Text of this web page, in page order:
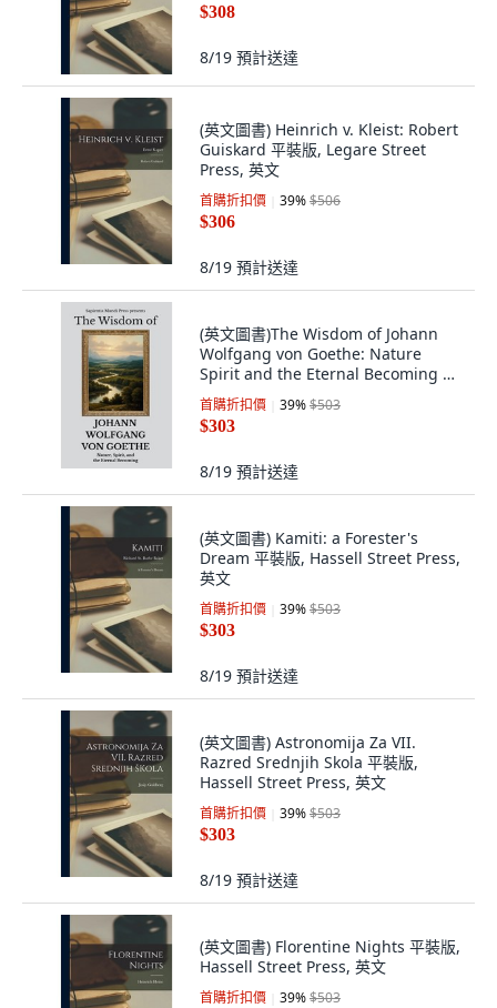
$308
8/19 預計送達
(英文圖書) Heinrich v. Kleist: Robert
Guiskard 平裝版, Legare Street
Press, 英文
首購折扣價 39%$506
$306
8/19 預計送達
(英文圖書)The Wisdom of Johann
Wolfgang von Goethe: Nature
Spirit and the Eternal Becoming 平
裝版, Independently Published, 英
文
首購折扣價 39%$503
$303
8/19 預計送達
(英文圖書) Kamiti: a Forester's
Dream 平裝版, Hassell Street Press,
英文
首購折扣價 39%$503
$303
8/19 預計送達
(英文圖書) Astronomija Za VII.
Razred Srednjih Skola 平裝版,
Hassell Street Press, 英文
首購折扣價 39%$503
$303
8/19 預計送達
(英文圖書) Florentine Nights 平裝版,
Hassell Street Press, 英文
首購折扣價 39%$503